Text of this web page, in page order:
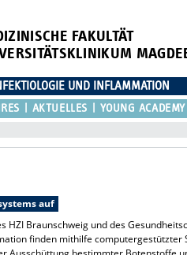
FAKULTÄT
UND INFLAMMATION
AKTUELLES YOUNG ACADEMY
auf
HZI Braunschweig und des
finden mithilfe computergestützter